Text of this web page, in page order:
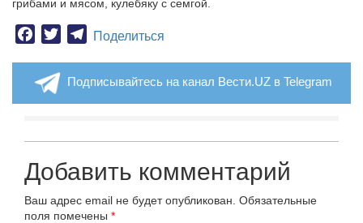
грибами и мясом, кулебяку с семгой.
Facebook
TwitterTelegram
Поделиться
Подписывайтесь на канал Вести.UZ в Telegram
Добавить комментарий
Ваш адрес email не будет опубликован. Обязательные
поля помечены *